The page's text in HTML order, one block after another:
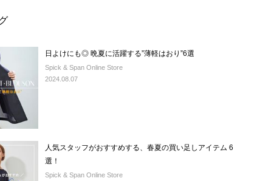
日よけにも◎ 晩夏に活躍する”薄軽はおり”6選
Spick & Span Online Store
2024.08.07
人気スタッフがおすすめする、春夏の買い足しアイテム 6
選！
Spick & Span Online Store